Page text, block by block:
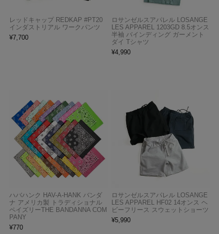
レッドキャップ REDKAP #PT20
インダストリアル ワークパンツ
¥7,700
ロサンゼルスアパレル LOSANGE
LES APPAREL 1203GD 8.5オンス
半袖 バインディング ガーメント
ダイ Tシャツ
¥4,990
ハバハンク HAV-A-HANK バンダ
ナ アメリカ製 トラディショナル
ペイズリーTHE BANDANNA COM
PANY
¥770
ロサンゼルスアパレル LOSANGE
LES APPAREL HF02 14オンス ヘ
ビーフリース スウェットショーツ
¥5,990